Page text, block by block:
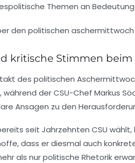
Themen an
kritische Stimmen
des politischen
der CSU-Chef Markus
Ansagen zu den
seit Jahrzehnten CSU
dass er diesmal auch
als nur politische Rhetorik